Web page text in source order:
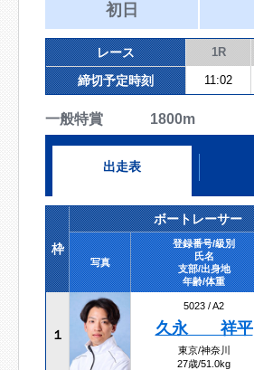
初日
レース 1R
締切予定時刻 11:02
一般特賞 1800m
出走表
枠
ボートレーサー
写真
登録番号/級別
氏名
支部/出身地
年齢/体重
１
5023 /A2
久永 祥平
東京/神奈川
27歳/51.0kg